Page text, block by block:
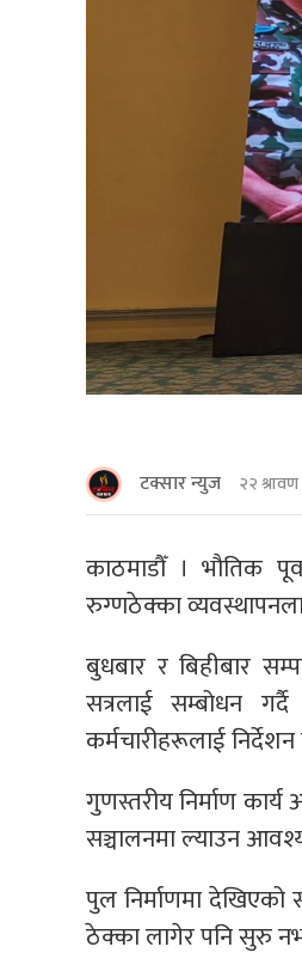
टक्सार न्युज २२
काठमाडौँ । भौतिक
रुग्णठेक्का
बुधबार र बिहीबार
सत्रलाई सम्बोधन
कर्मचारीहरूलाई निर्देशन
गुणस्तरीय निर्माण
सञ्चालनमा ल्याउन
पुल निर्माणमा देखिएको
ठेक्का लागेर पनि सुरु